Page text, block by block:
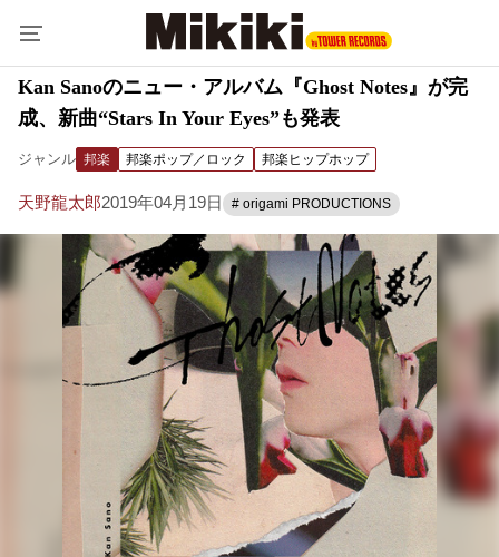
Kan Sanoのニュー・アルバム『Ghost Notes』が完
成、新曲“Stars In Your Eyes”も発表
ジャンル 邦楽 邦楽ポップ／ロック 邦楽ヒップホップ
天野龍太郎2019年04月19日 # origami PRODUCTIONS